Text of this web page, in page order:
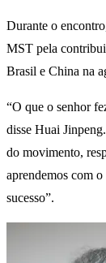
Durante o
MST pela
Brasil e China na
“O que o senhor
disse Huai
do movimento,
aprendemos com
sucesso”.